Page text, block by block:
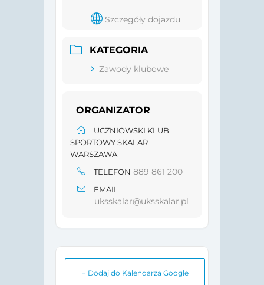
Szczegóły dojazdu
KATEGORIA
Zawody klubowe
ORGANIZATOR
UCZNIOWSKI KLUB
SPORTOWY SKALAR
WARSZAWA
TELEFON 889 861 200
EMAIL
uksskalar@uksskalar.pl
+ Dodaj do Kalendarza Google